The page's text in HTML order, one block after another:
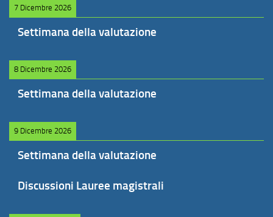
7 Dicembre 2026
Settimana della valutazione
8 Dicembre 2026
Settimana della valutazione
9 Dicembre 2026
Settimana della valutazione
Discussioni Lauree magistrali